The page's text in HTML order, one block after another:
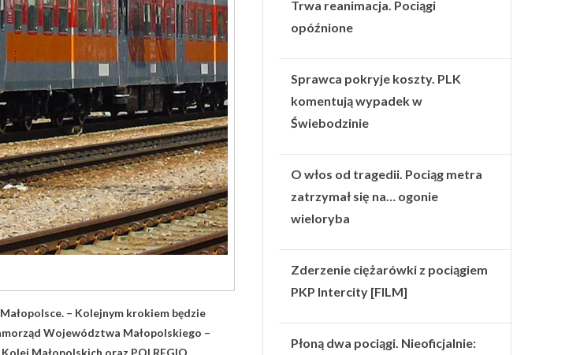
– Kolejnym krokiem będzie
Województwa Małopolskiego –
Trwa reanimacja. Pociągi
opóźnione
Sprawca pokryje koszty. PLK
komentują wypadek w
Świebodzinie
O włos od tragedii. Pociąg metra
zatrzymał się na… ogonie
wieloryba
Zderzenie ciężarówki z pociągiem
PKP Intercity [FILM]
Płoną dwa pociągi. Nieoficjalnie: